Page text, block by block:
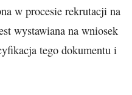
w procesie rekrutacji na
wystawiana na wniosek
tego dokumentu i